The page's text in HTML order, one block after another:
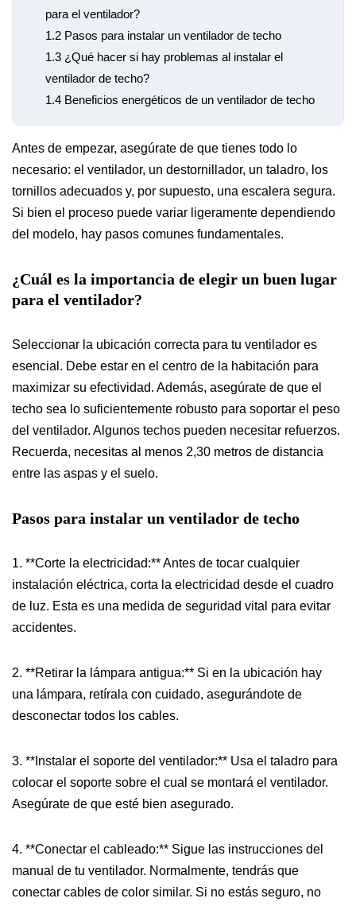
para el ventilador?
1.2Pasos para instalar un ventilador de techo
1.3¿Qué hacer si hay problemas al instalar el
ventilador de techo?
1.4Beneficios energéticos de un ventilador de techo
Antes de empezar, asegúrate de que tienes todo lo
necesario: el ventilador, un destornillador, un taladro, los
tornillos adecuados y, por supuesto, una escalera segura.
Si bien el proceso puede variar ligeramente dependiendo
del modelo, hay pasos comunes fundamentales.
¿Cuál es la importancia de elegir un buen lugar
para el ventilador?
Seleccionar la ubicación correcta para tu ventilador es
esencial. Debe estar en el centro de la habitación para
maximizar su efectividad. Además, asegúrate de que el
techo sea lo suficientemente robusto para soportar el peso
del ventilador. Algunos techos pueden necesitar refuerzos.
Recuerda, necesitas al menos 2,30 metros de distancia
entre las aspas y el suelo.
Pasos para instalar un ventilador de techo
1. **Corte la electricidad:** Antes de tocar cualquier
instalación eléctrica, corta la electricidad desde el cuadro
de luz. Esta es una medida de seguridad vital para evitar
accidentes.
2. **Retirar la lámpara antigua:** Si en la ubicación hay
una lámpara, retírala con cuidado, asegurándote de
desconectar todos los cables.
3. **Instalar el soporte del ventilador:** Usa el taladro para
colocar el soporte sobre el cual se montará el ventilador.
Asegúrate de que esté bien asegurado.
4. **Conectar el cableado:** Sigue las instrucciones del
manual de tu ventilador. Normalmente, tendrás que
conectar cables de color similar. Si no estás seguro, no